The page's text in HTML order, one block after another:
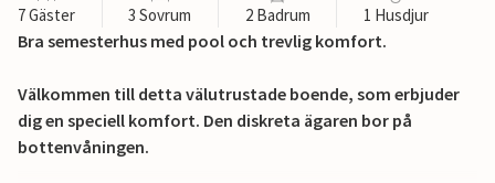
7 Gäster 3 Sovrum 2 Badrum 1 Husdjur
Bra semesterhus med pool och trevlig komfort.
Välkommen till detta välutrustade boende, som erbjuder
dig en speciell komfort. Den diskreta ägaren bor på
bottenvåningen.